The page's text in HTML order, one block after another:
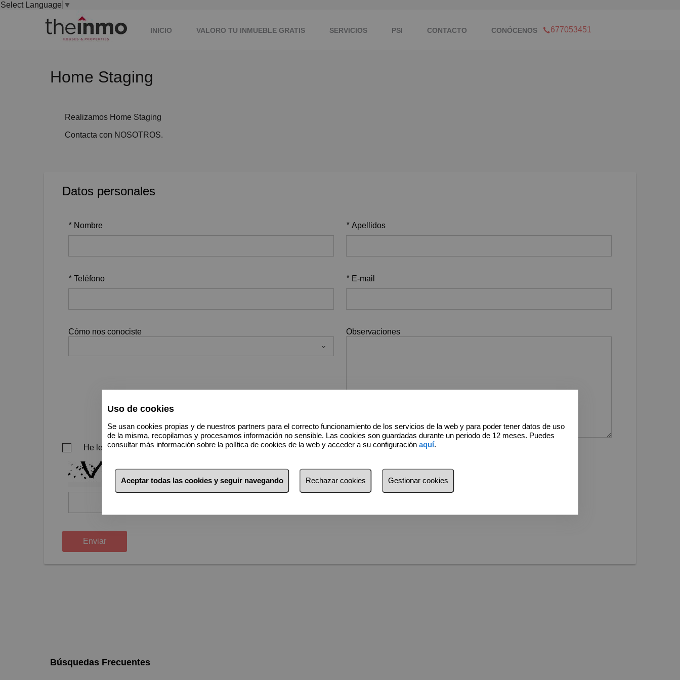
Select Language ▼
INICIO VALORO TU INMUEBLE GRATIS SERVICIOS PSI CONTACTO CONÓCENOS 677053451
Home Staging
Realizamos Home Staging
Contacta con NOSOTROS.
Datos personales
* Nombre * Apellidos
* Teléfono * E-mail
Cómo nos conociste Observaciones
He leído, comprendo y acepto el aviso legal y política de privacidad
captcha tools
Enviar
Búsquedas Frecuentes
Uso de cookies
Se usan cookies propias y de nuestros partners para el correcto funcionamiento de los servicios de la web y para poder tener datos de uso
de la misma, recopilamos y procesamos información no sensible. Las cookies son guardadas durante un periodo de 12 meses. Puedes
consultar más información sobre la política de cookies de la web y acceder a su configuración aquí.
Aceptar todas las cookies y seguir navegando Rechazar cookies Gestionar cookies